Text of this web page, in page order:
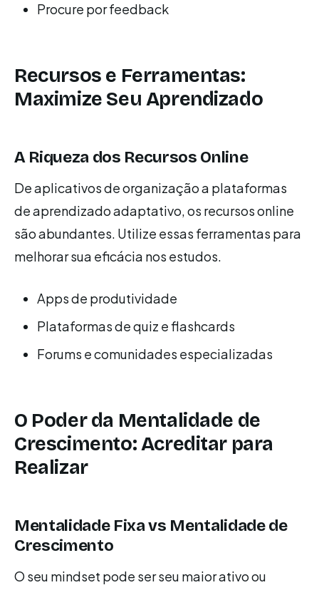
Procure por feedback
Recursos e Ferramentas:
Maximize Seu Aprendizado
A Riqueza dos Recursos Online
De aplicativos de organização a plataformas
de aprendizado adaptativo, os recursos online
são abundantes. Utilize essas ferramentas para
melhorar sua eficácia nos estudos.
Apps de produtividade
Plataformas de quiz e flashcards
Forums e comunidades especializadas
O Poder da Mentalidade de
Crescimento: Acreditar para
Realizar
Mentalidade Fixa vs Mentalidade de
Crescimento
O seu mindset pode ser seu maior ativo ou